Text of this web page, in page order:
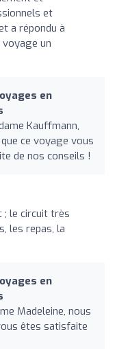
et
a répondu à
un
en
Kauffmann,
ce voyage vous
de nos conseils !
le circuit très
les repas, la
en
Madeleine, nous
êtes satisfaite